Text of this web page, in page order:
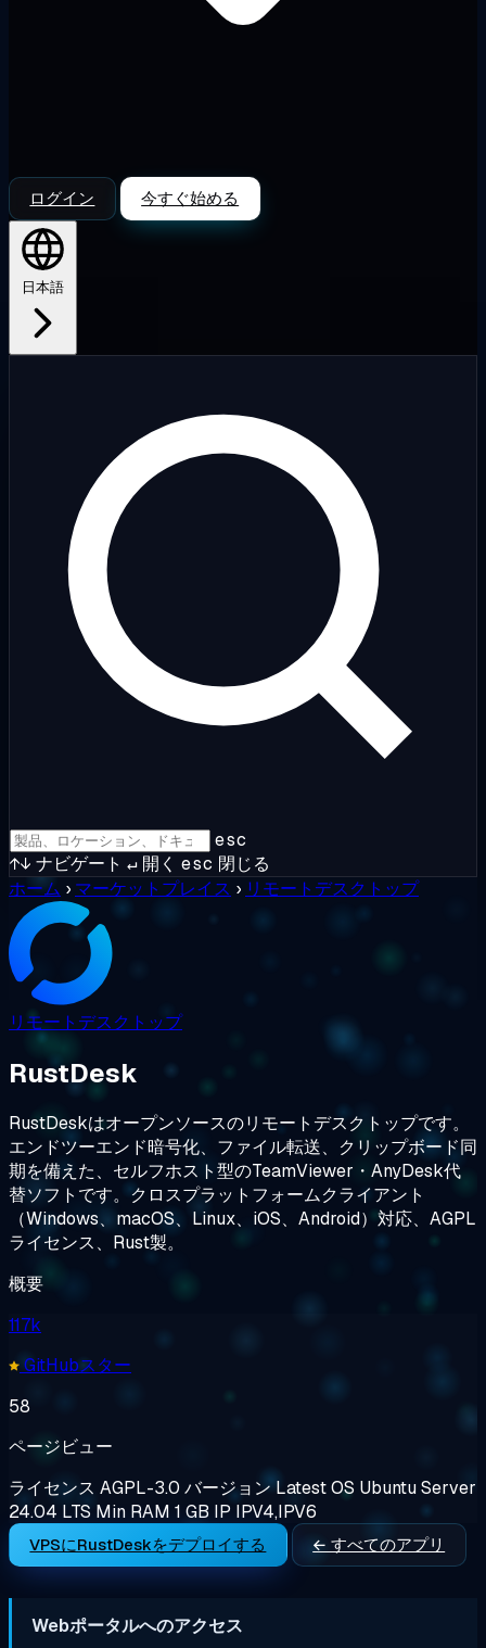
ログイン 今すぐ始める
日本語
esc
↑↓ ナビゲート ↵ 開く esc 閉じる
ホーム › マーケットプレイス › リモートデスクトップ
リモートデスクトップ
RustDesk
RustDeskはオープンソースのリモートデスクトップです。
エンドツーエンド暗号化、ファイル転送、クリップボード同
期を備えた、セルフホスト型のTeamViewer・AnyDesk代
替ソフトです。クロスプラットフォームクライアント
（Windows、macOS、Linux、iOS、Android）対応、AGPL
ライセンス、Rust製。
概要
117k
GitHubスター
58
ページビュー
ライセンス AGPL-3.0 バージョンLatestOS Ubuntu Server
24.04 LTS Min RAM 1 GB IP IPV4,IPV6
VPSにRustDeskをデプロイする ← すべてのアプリ
Webポータルへのアクセス